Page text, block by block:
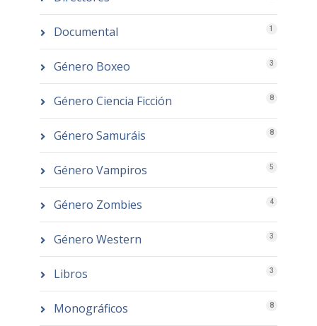
Documental 1
Género Boxeo 3
Género Ciencia Ficción 8
Género Samuráis 8
Género Vampiros 5
Género Zombies 4
Género Western 3
Libros 3
Monográficos 8